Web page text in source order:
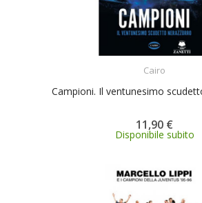
Cairo
Campioni. Il ventunesimo
11,90 €
Disponibile subito